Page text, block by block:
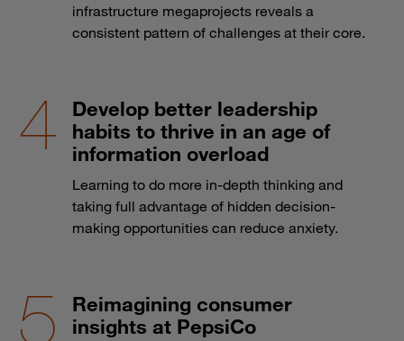
infrastructure megaprojects reveals a
consistent pattern of challenges at their core.
Develop better leadership
habits to thrive in an age of
information overload
Learning to do more in-depth thinking and
taking full advantage of hidden decision-
making opportunities can reduce anxiety.
Reimagining consumer
insights at PepsiCo